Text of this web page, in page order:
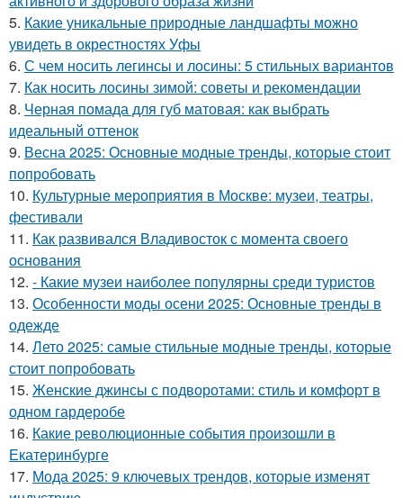
5. Какие уникальные природные ландшафты можно
увидеть в окрестностях Уфы
6. С чем носить легинсы и лосины: 5 стильных вариантов
7. Как носить лосины зимой: советы и рекомендации
8. Черная помада для губ матовая: как выбрать
идеальный оттенок
9. Весна 2025: Основные модные тренды, которые стоит
попробовать
10. Культурные мероприятия в Москве: музеи, театры,
фестивали
11. Как развивался Владивосток с момента своего
основания
12. - Какие музеи наиболее популярны среди туристов
13. Особенности моды осени 2025: Основные тренды в
одежде
14. Лето 2025: самые стильные модные тренды, которые
стоит попробовать
15. Женские джинсы с подворотами: стиль и комфорт в
одном гардеробе
16. Какие революционные события произошли в
Екатеринбурге
17. Мода 2025: 9 ключевых трендов, которые изменят